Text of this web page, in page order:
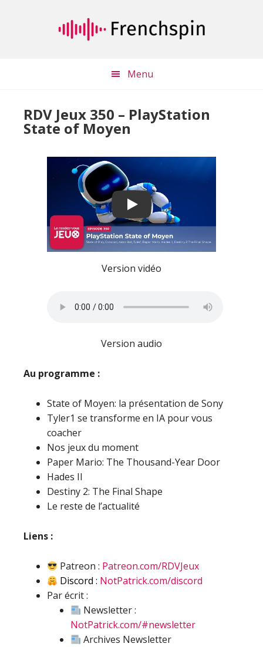
Menu
RDV Jeux 350 – PlayStation
State of Moyen
Play
Version vidéo
Version audio
Au programme :
State of Moyen: la présentation de Sony
Tyler1 se transforme en IA pour vous
coacher
Nos jeux du moment
Paper Mario: The Thousand-Year Door
Hades II
Destiny 2: The Final Shape
Le reste de l’actualité
Liens :
Patreon : Patreon.com/RDVJeux
Discord : NotPatrick.com/discord
Par écrit :
Newsletter :
NotPatrick.com/#newsletter
Archives Newsletter